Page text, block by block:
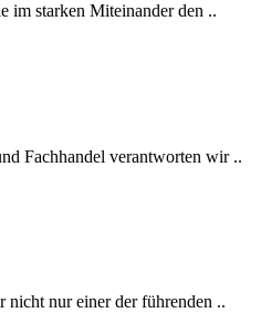
im starken Miteinander den ..
Fachhandel verantworten wir ..
nicht nur einer der führenden ..